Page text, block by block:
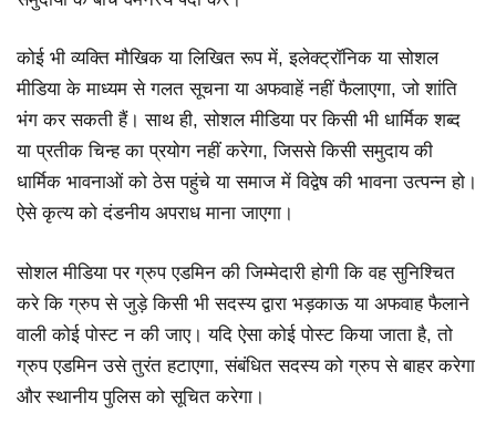
कोई भी व्यक्ति मौखिक या लिखित रूप में, इलेक्ट्रॉनिक या सोशल
मीडिया के माध्यम से गलत सूचना या अफवाहें नहीं फैलाएगा, जो शांति
भंग कर सकती हैं। साथ ही, सोशल मीडिया पर किसी भी धार्मिक शब्द
या प्रतीक चिन्ह का प्रयोग नहीं करेगा, जिससे किसी समुदाय की
धार्मिक भावनाओं को ठेस पहुंचे या समाज में विद्वेष की भावना उत्पन्न हो।
ऐसे कृत्य को दंडनीय अपराध माना जाएगा।
सोशल मीडिया पर ग्रुप एडमिन की जिम्मेदारी होगी कि वह सुनिश्चित
करे कि ग्रुप से जुड़े किसी भी सदस्य द्वारा भड़काऊ या अफवाह फैलाने
वाली कोई पोस्ट न की जाए। यदि ऐसा कोई पोस्ट किया जाता है, तो
ग्रुप एडमिन उसे तुरंत हटाएगा, संबंधित सदस्य को ग्रुप से बाहर करेगा
और स्थानीय पुलिस को सूचित करेगा।